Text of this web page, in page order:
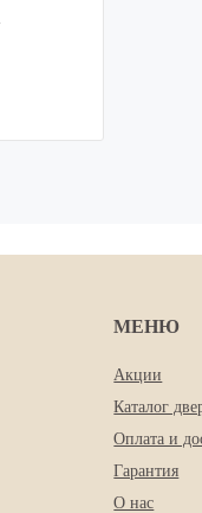
МЕНЮ
Акции
Каталог
Оплата и
Гарантия
О нас